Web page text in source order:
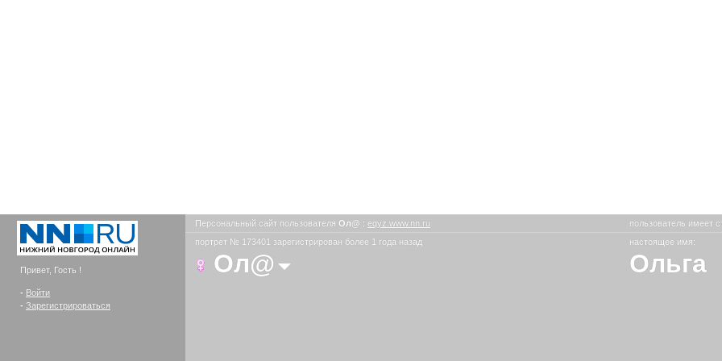
Привет, Гость !
- Войти
- Зарегистрироваться
Персональный сайт пользователя Ол@ : eqyz.www.nn.ru пользователь имеет
портрет № 173401 зарегистрирован более 1 года назад
Ол@
настоящее имя:
Ольга